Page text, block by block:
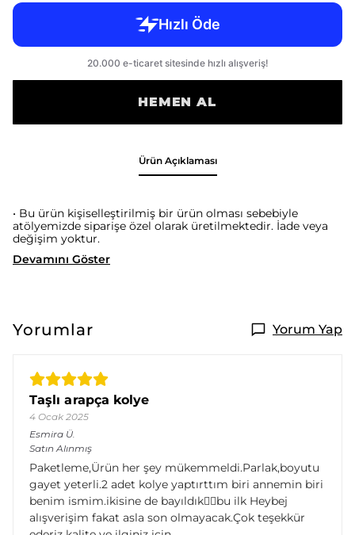
HEMEN AL
Ürün Açıklaması
• Bu ürün kişiselleştirilmiş bir ürün olması sebebiyle
atölyemizde siparişe özel olarak üretilmektedir. İade veya
değişim yoktur.
Devamını Göster
Yorumlar Yorum Yap
Taşlı arapça kolye
4 Ocak 2025
Esmira Ü.
Satın Alınmış
Paketleme,Ürün her şey mükemmeldi.Parlak,boyutu
gayet yeterli.2 adet kolye yaptırttım biri annemin biri
benim ismim.ikisine de bayıldık👌🏼bu ilk Heybej
alışverişim fakat asla son olmayacak.Çok teşekkür